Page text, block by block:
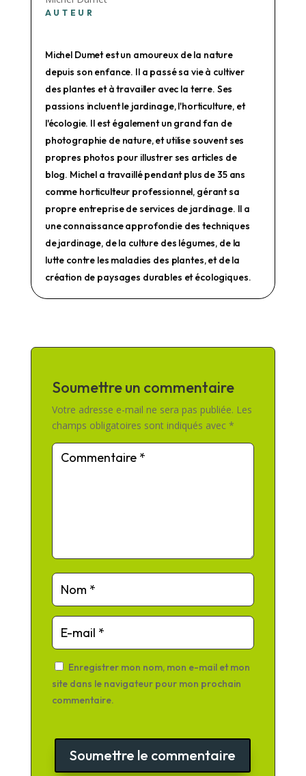
AUTEUR
Michel Dumet est un amoureux de la nature
depuis son enfance. Il a passé sa vie à cultiver
des plantes et à travailler avec la terre. Ses
passions incluent le jardinage, l'horticulture, et
l'écologie. Il est également un grand fan de
photographie de nature, et utilise souvent ses
propres photos pour illustrer ses articles de
blog. Michel a travaillé pendant plus de 35 ans
comme horticulteur professionnel, gérant sa
propre entreprise de services de jardinage. Il a
une connaissance approfondie des techniques
de jardinage, de la culture des légumes, de la
lutte contre les maladies des plantes, et de la
création de paysages durables et écologiques.
Soumettre un commentaire
Votre adresse e-mail ne sera pas publiée. Les
champs obligatoires sont indiqués avec *
Enregistrer mon nom, mon e-mail et mon
site dans le navigateur pour mon prochain
commentaire.
Soumettre le commentaire